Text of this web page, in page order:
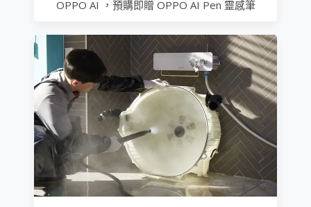
OPPO AI ，預購即贈 OPPO AI Pen 靈感筆